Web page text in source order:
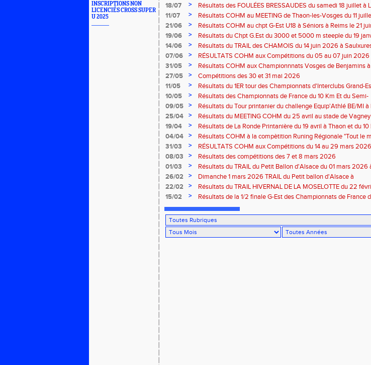
INSCRIPTIONS NON
LICENCIÉS CROSS SUPER
U 2025
18/07 >
Résultats des FOULÉES BRESSAUDES du samedi 18 juillet à
Bresse
11/07 >
Résultats COHM au MEETING de Thaon-les-Vosges du 11
2026
21/06 >
Résultats COHM au chpt G-Est U18 à Séniors à Reims le 21
2026
19/06 >
Résultats du Chpt G.Est du 3000 et 5000 m steeple du 19
Amneville
14/06 >
Résultats du TRAIL des CHAMOIS du 14 juin 2026 à
Moselotte
07/06 >
RÉSULTATS COHM aux Compétitions du 05 au 07 juin 2026
31/05
>
Résultats COHM aux Championnnats Vosges de Benjamins à
Masters du 31 mai 2026 à Remiremont
27/05 >
Compétitions des 30 et 31 mai 2026
11/05
>
Résultats du 1ER tour des Championnats d'Interclubs Grand-
Thaon-les Vosges
10/05 >
Résultats des Championnats de France du 10 Km Et du Semi-
Marathon du 10 mai à Troyes
09/05 >
Résultats du Tour printanier du challenge Equip'Athlé BE/MI à
25/04
>
Résultats du MEETING COHM du 25 avril au stade de Vagney
19/04
>
Résultats de La Ronde Printanière du 19 avril à Thaon et du 10
route de Belfort
04/04 >
Résultats COHM à la compètition Runing Régionale "Tout le
court" des 4 et 5 avril à Toul
31/03 >
RÉSULTATS COHM aux Compétitions du 14 au 29 mars 2026
08/03
>
Résultats des compétitions des 7 et 8 mars 2026
01/03
>
Résultats du TRAIL du Petit Ballon d'Alsace du 01 mars 2026
Rouffach-68
26/02 >
Dimanche 1 mars 2026 TRAIL du Petit ballon d'Alsace à
ROUFFACH 68
22/02 >
Résultats du TRAIL HIVERNAL DE LA MOSELOTTE du 22
2026 à Cornimont-88
15/02 >
Résultats de la 1/2 finale G-Est des Championnats de France